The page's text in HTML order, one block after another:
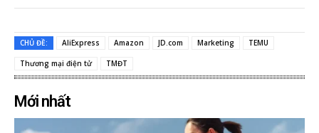
CHỦ ĐỀ: AliExpress Amazon JD.com Marketing TEMU
Thương mại điện tử TMĐT
Mới nhất